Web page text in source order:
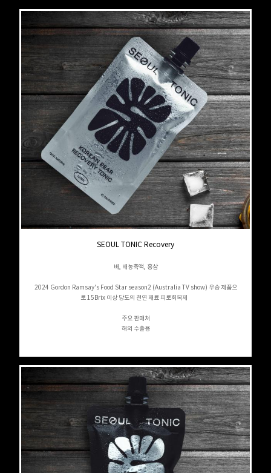
SEOUL TONIC Recovery
배, 배농축액, 홍삼
2024 Gordon Ramsay's Food Star season2 (Australia TV show) 우승 제품으
로 15Brix 이상 당도의 천연 재료 피로회복제
주요 판매처
해외 수출용